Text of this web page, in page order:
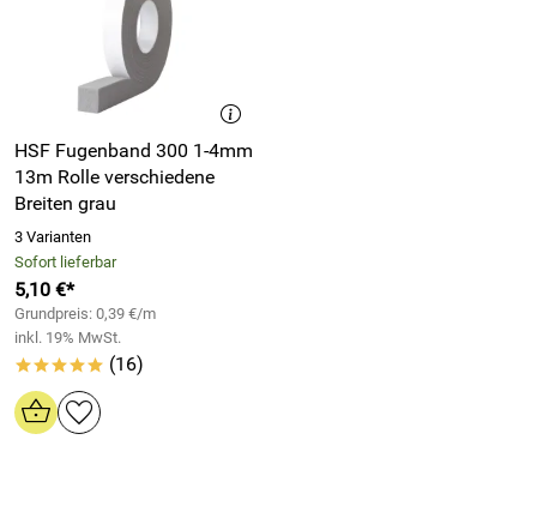
HSF Fugenband 300 1-4mm
13m Rolle verschiedene
Breiten grau
3 Varianten
Sofort lieferbar
5,10 €*
Grundpreis: 0,39 €/m
inkl. 19% MwSt.
***** (16)